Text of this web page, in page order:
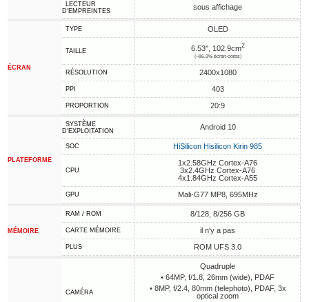
LECTEUR
D'EMPREINTES
sous affichage
ÉCRAN
TYPE OLED
TAILLE 6.53", 102.9cm2
(~86.3% écran-corps)
RÉSOLUTION 2400x1080
PPI 403
PROPORTION 20:9
PLATEFORME
SYSTÈME
D'EXPLOITATION
Android 10
SOC HiSilicon Hisilicon Kirin 985
CPU
1x2.58GHz Cortex-A76
3x2.4GHz Cortex-A76
4x1.84GHz Cortex-A55
GPU Mali-G77 MP8, 695MHz
MÉMOIRE
RAM / ROM 8/128, 8/256 GB
CARTE MÉMOIRE il n'y a pas
PLUS ROM UFS 3.0
CAMÉRA
Quadruple
• 64MP, f/1.8, 26mm (wide), PDAF
• 8MP, f/2.4, 80mm (telephoto), PDAF, 3x
optical zoom